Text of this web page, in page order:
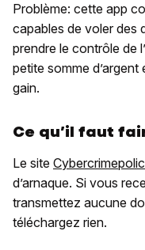
Problème: cette app
capables de voler des
prendre le contrôle de
petite somme
gain.
Ce qu’il faut
Le site
d’arnaque. Si vous
transmettez aucune
téléchargez rien.